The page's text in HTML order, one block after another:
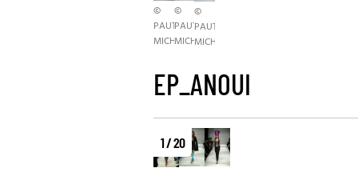
©
PAUTY
MICHELE
©
PAUTY
MICHELE
©
PAUTY
MICHELE
EP_ANOUI
1 / 20